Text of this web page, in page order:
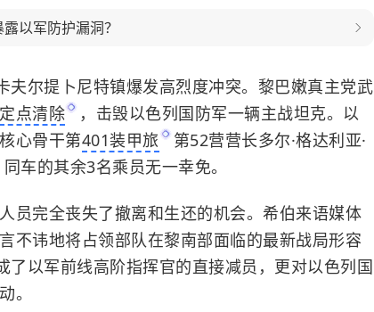
以军防护漏洞？
夫尔提卜尼特镇爆发高烈度冲突。黎巴嫩真主党武
定点清除
，击毁以色列国防军一辆主战坦克。以
心骨干第401装甲旅
第52营营长多尔·格达利亚·
车的其余3名乘员无一幸免。
员完全丧失了撤离和生还的机会。希伯来语媒体
不讳地将占领部队在黎南部面临的最新战局形容
了以军前线高阶指挥官的直接减员，更对以色列国
。